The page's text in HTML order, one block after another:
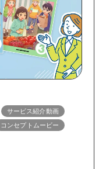
サービス紹介動画
コンセプトムービー